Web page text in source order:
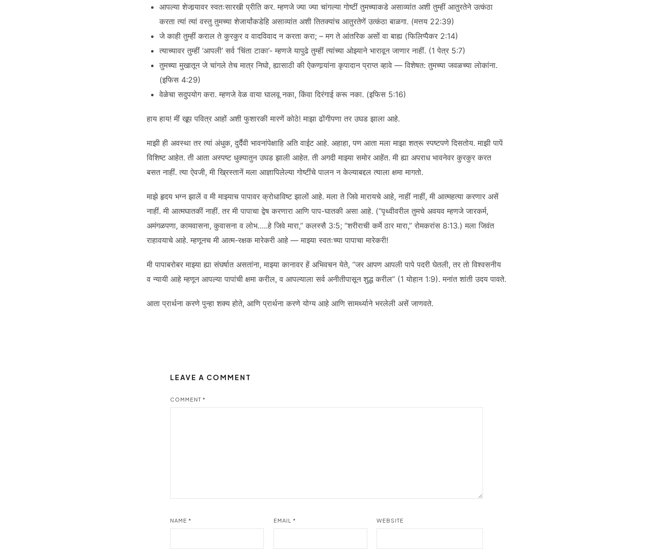
आपल्या शेजार्‍यावर स्वतःसारखी प्रीति कर. म्हणजे ज्या ज्या चांगल्या गोष्टीं तुमच्याकडे असाव्यांत अशी तुम्हीं आतुरतेने उत्कंठा
करता त्यां त्यां वस्तु तुमच्या शेजार्यांकडेहि असाव्यांत अशी तितक्यांच आतुरतेणें उत्कंठा बाळगा. (मत्तय 22:39)
जे काही तुम्हीं कराल ते कुरकुर व वादविवाद न करता करा; – मग ते आंतरिक असों वा बाह्य (फिलिप्पैकर 2:14)
त्याच्यावर तुम्हीं ‘आपली’ सर्व ‘चिंता टाका’- म्हणजे यापुढे तुम्हीं त्यांच्या ओझ्याने भारावून जाणार नाहीं. (1 पेत्र 5:7)
तुमच्या मुखातून जे चांगले तेच मात्र निघो, ह्यासाठी की ऐकणार्‍यांना कृपादान प्राप्त व्हावे — विशेषत: तुमच्या जवळच्या लोकांना.
(इफिस 4:29)
वेळेचा सदुपयोग करा. म्हणजे वेळ वाया घालवू नका, किंवा दिरंगाई करू नका. (इफिस 5:16)
हाय हाय! मीं खूप पवित्र आहों अशी फुशारकी मारणें कोठे! माझा ढोंगीपणा तर उघड झाला आहे.
माझी ही अवस्था तर त्यां अंधुक, दुर्दैवी भावनांपेक्षाहि अति वाईट आहे. अहाहा, पण आता मला माझा शत्रू स्पष्टपणे दिसतोय. माझी पापें
विशिष्ट आहेत. ती आता अस्पष्ट धुक्यातुन उघड झाली आहेत. ती अगदी माझ्या समोर आहेंत. मी ह्या अपराध भावनेवर कुरकुर करत
बसत नाहीं. त्या ऐवजी, मी ख्रिस्तानें मला आज्ञापिलेल्या गोष्टींचे पालन न केल्याबद्दल त्याला क्षमा मागतो.
माझे हृदय भग्न झालें व मी माझ्याच पापावर क्रोधाविष्ट झालों आहे. मला ते जिवे मारायचे आहे, नाहीं नाहीं, मी आत्महत्या करणार असें
नाहीं. मी आत्मघातकीं नाहीं. तर मी पापाचा द्वेष करणारा आणि पाप-घातकी असा आहे. (“पृथ्वीवरील तुमचे अवयव म्हणजे जारकर्म,
अमंगळपणा, कामवासना, कुवासना व लोभ…..हे जिवे मारा,” कलस्सै 3:5; “शरीराची कर्मे ठार मारा,” रोमकरांस 8:13.) मला जिवंत
राहावयाचे आहे. म्हणूनच मी आत्म-रक्षक मारेकरी आहे — माझ्या स्वतःच्या पापाचा मारेकरी!
मी पापाबरोबर माझ्या ह्या संघर्षात असतांना, माझ्या कानावर हें अभिवचन येते, “जर आपण आपली पापे पदरी घेतली, तर तो विश्वसनीय
व न्यायी आहे म्हणून आपल्या पापांची क्षमा करील, व आपल्याला सर्व अनीतीपासून शुद्ध करील” (1 योहान 1:9). मनांत शांती उदय पावते.
आता प्रार्थना करणे पुन्हा शक्य होते, आणि प्रार्थना करणे योग्य आहे आणि सामर्थ्याने भरलेली असें जाणवते.
LEAVE A COMMENT
COMMENT *
NAME * EMAIL * WEBSITE